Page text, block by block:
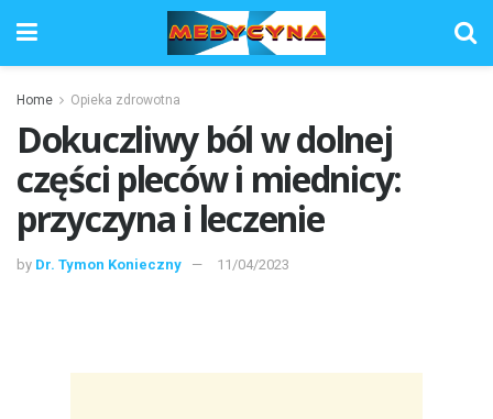
Home Opieka zdrowotna
Dokuczliwy ból w dolnej
części pleców i miednicy:
przyczyna i leczenie
by Dr. Tymon Konieczny 11/04/2023